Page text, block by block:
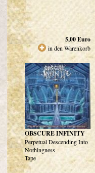
5,00Euro
in den Warenkorb
OBSCURE INFINITY
Perpetual Descending Into
Nothingness
Tape